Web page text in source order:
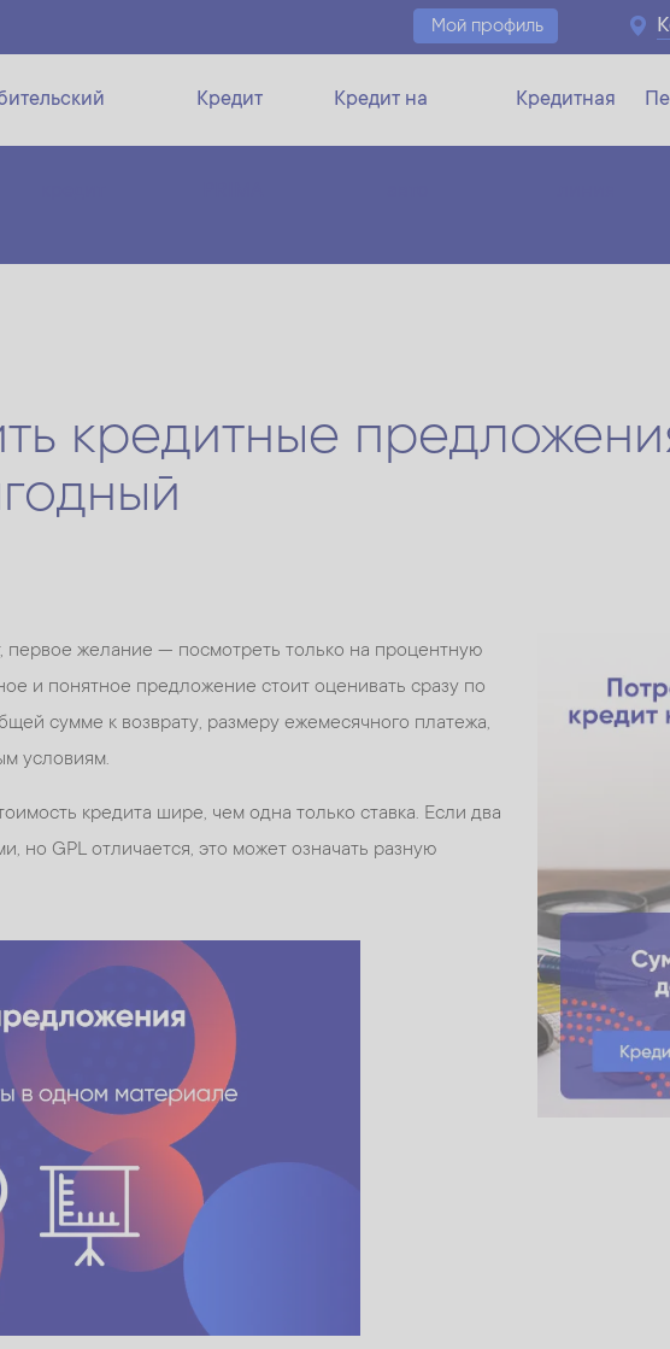
Мой профиль
Кредит Кредит на Кредитная
кредитные
первое желание — посмотреть только на процентную
и понятное предложение стоит оценивать сразу по
сумме к возврату, размеру ежемесячного платежа,
условиям.
кредита шире, чем одна только ставка. Если два
но GPL отличается, это может означать разную